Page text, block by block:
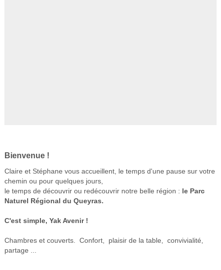
Bienvenue !
Claire et Stéphane vous accueillent, le temps d'une pause sur votre
chemin ou pour quelques jours,
le temps de découvrir ou redécouvrir notre belle région : le Parc
Naturel Régional du Queyras.
C'est simple, Yak Avenir !
Chambres et couverts. Confort, plaisir de la table, convivialité,
partage ...